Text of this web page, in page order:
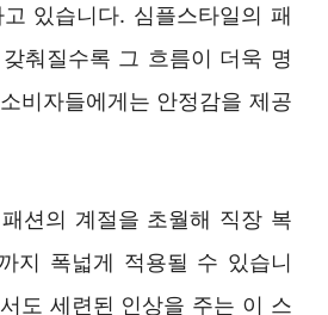
있습니다. 심플스타일의 패
춰질수록 그 흐름이 더욱 명
비자들에게는 안정감을 제공
션의 계절을 초월해 직장 복
지 폭넓게 적용될 수 있습니
도 세련된 인상을 주는 이 스